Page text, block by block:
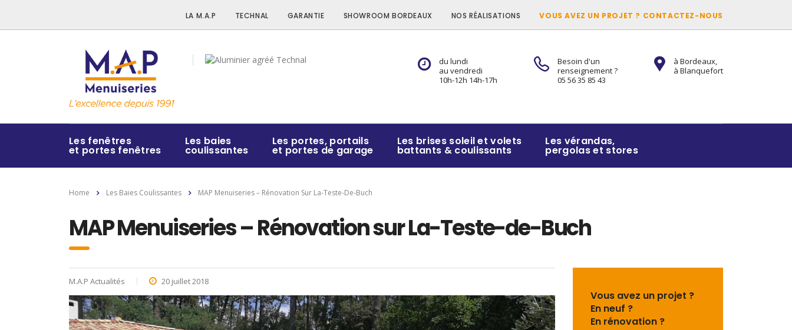
LA M.A.P TECHNAL GARANTIE SHOWROOM BORDEAUX NOS RÉALISATIONS VOUS AVEZ UN PROJET ? CONTACTEZ-NOUS
à Bordeaux,
à Blanquefort
Besoin d'un
renseignement ?
05 56 35 85 43
du lundi
au vendredi
10h-12h 14h-17h
Les fenêtres
et portes fenêtres
Les baies
coulissantes
Les portes, portails
et portes de garage
Les brises soleil et volets
battants & coulissants
Les vérandas,
pergolas et stores
Home Les Baies Coulissantes MAP Menuiseries – Rénovation Sur La-Teste-De-Buch
MAP Menuiseries – Rénovation sur La-Teste-de-Buch
M.A.P Actualités 20 juillet 2018
Vous avez un projet ?
En neuf ?
En rénovation ?